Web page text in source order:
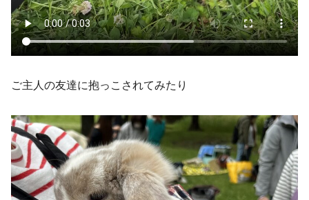
ご主人の友達に抱っこされてみたり